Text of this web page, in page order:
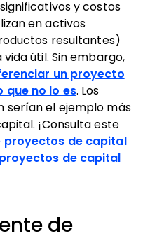
y costos
en activos
resultantes)
útil. Sin embargo,
un proyecto
que no lo es. Los
serían el ejemplo más
¡Consulta este
de capital
de capital
de